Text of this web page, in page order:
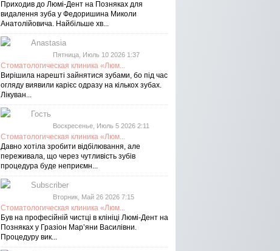
Приходив до Люмі-Дент на Позняках для
видалення зуба у Федоришина Миколи
Анатолійовича. Найбільше хв...
Anastasia
Пятница, Июль 10 2026 1:37
Стоматологическая клиника «Люм...
Вирішила нарешті зайнятися зубами, бо під час
огляду виявили карієс одразу на кількох зубах.
Лікуван...
Гость
Воскресенье, Июль 5 2026 2:11
Стоматологическая клиника «Люм...
Давно хотіла зробити відбілювання, але
переживала, що через чутливість зубів
процедура буде неприємн...
Subscriber
Вторник, Май 26 2026 7:15
Стоматологическая клиника «Люм...
Був на професійній чистці в клініці Люмі-Дент на
Позняках у Гразіон Мар’яни Василівни.
Процедуру вик...